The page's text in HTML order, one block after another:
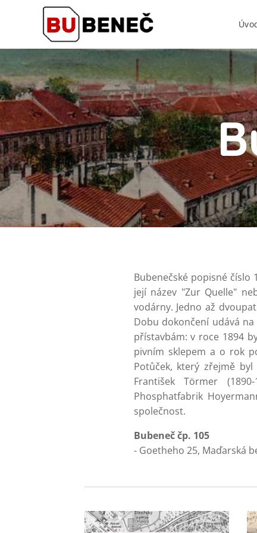
Bubenečské popisné
její název "Zur Quelle"
vodárny. Jedno až
Dobu dokončení udává
přístavbám: v roce 1894
pivním sklepem a o rok
Potůček, který zřejmě
František Törmer
Phosphatfabrik
společnost.
Bubeneč čp. 105
- Goetheho 25, Maďarská